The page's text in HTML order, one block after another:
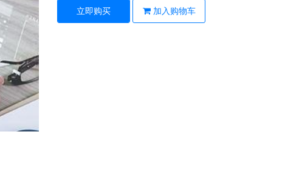
立即购买 加入购物车